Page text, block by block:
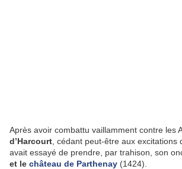
Après avoir combattu vaillamment contre les
d’Harcourt , cédant peut-être aux excitations
avait essayé de prendre, par trahison, son
et le château de Parthenay (1424).